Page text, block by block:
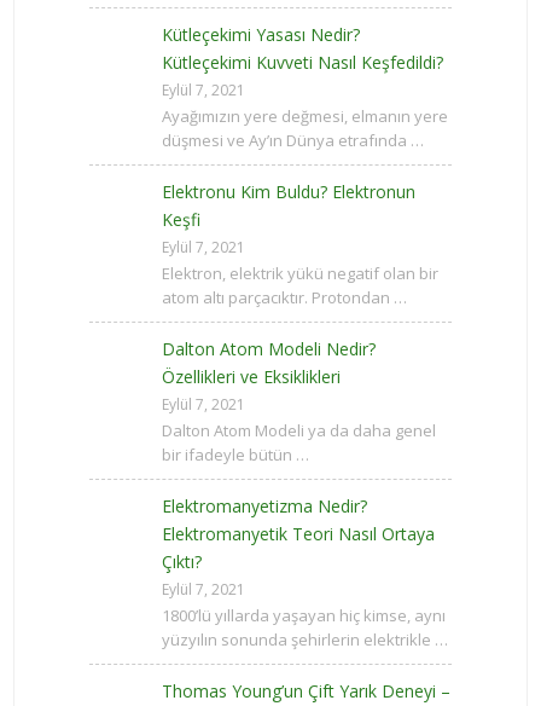
Kütleçekimi Yasası Nedir?
Kütleçekimi Kuvveti Nasıl Keşfedildi?
Eylül 7, 2021
Ayağımızın yere değmesi, elmanın yere
düşmesi ve Ay’ın Dünya etrafında …
Elektronu Kim Buldu? Elektronun
Keşfi
Eylül 7, 2021
Elektron, elektrik yükü negatif olan bir
atom altı parçacıktır. Protondan …
Dalton Atom Modeli Nedir?
Özellikleri ve Eksiklikleri
Eylül 7, 2021
Dalton Atom Modeli ya da daha genel
bir ifadeyle bütün …
Elektromanyetizma Nedir?
Elektromanyetik Teori Nasıl Ortaya
Çıktı?
Eylül 7, 2021
1800’lü yıllarda yaşayan hiç kimse, aynı
yüzyılın sonunda şehirlerin elektrikle …
Thomas Young’un Çift Yarık Deneyi –